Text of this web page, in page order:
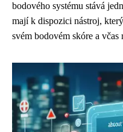
bodového systému stává
mají k dispozici nástroj,
svém bodovém skóre a